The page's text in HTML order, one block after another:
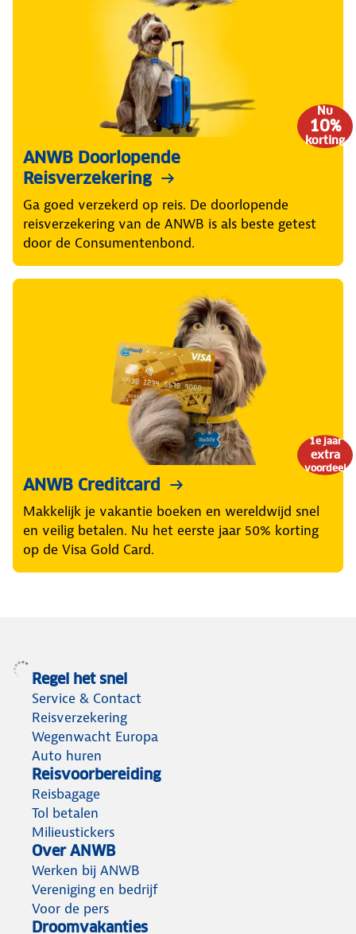
Nu
10%
korting
ANWB Doorlopende
Reisverzekering
Ga goed verzekerd op reis. De doorlopende
reisverzekering van de ANWB is als beste getest
door de Consumentenbond.
1e jaar
extra
voordeel
ANWB Creditcard
Makkelijk je vakantie boeken en wereldwijd snel
en veilig betalen. Nu het eerste jaar 50% korting
op de Visa Gold Card.
Regel het snel
Service & Contact
Reisverzekering
Wegenwacht Europa
Auto huren
Reisvoorbereiding
Reisbagage
Tol betalen
Milieustickers
Over ANWB
Werken bij ANWB
Vereniging en bedrijf
Voor de pers
Droomvakanties